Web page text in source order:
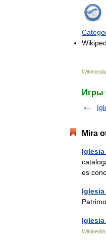
Wikimedia
Игры
Mira
Iglesia
es
Iglesia